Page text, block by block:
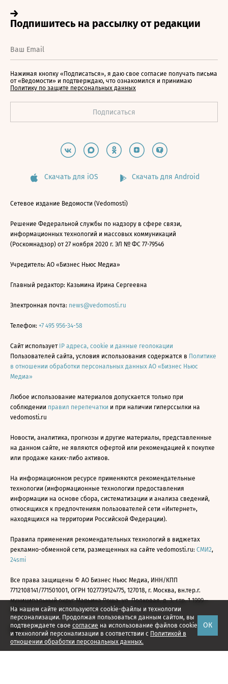
На нашем сайте используются cookie-файлы и технологии
персонализации. Продолжая пользоваться данным сайтом, вы
подтверждаете свое согласие на использование файлов cookie
и технологий персонализации в соответствии с Политикой в
отношении обработки персональных данных.
ОК
Нажимая кнопку «Подписаться», я даю свое согласие получать письма
от «Ведомости» и подтверждаю, что ознакомился и принимаю
Политику по защите персональных данных
Скачать для iOS Скачать для Android
Сетевое издание Ведомости (Vedomosti)
Решение Федеральной службы по надзору в сфере связи,
информационных технологий и массовых коммуникаций
(Роскомнадзор) от 27 ноября 2020 г. ЭЛ № ФС 77-79546
Учредитель: АО «Бизнес Ньюс Медиа»
Главный редактор: Казьмина Ирина Сергеевна
Электронная почта: news@vedomosti.ru
Телефон: +7 495 956-34-58
Сайт использует IP адреса, cookie и данные геолокации
Пользователей сайта, условия использования содержатся в Политике
в отношении обработки персональных данных АО «Бизнес Ньюс
Медиа»
Любое использование материалов допускается только при
соблюдении правил перепечатки и при наличии гиперссылки на
vedomosti.ru
Новости, аналитика, прогнозы и другие материалы, представленные
на данном сайте, не являются офертой или рекомендацией к покупке
или продаже каких-либо активов.
На информационном ресурсе применяются рекомендательные
технологии (информационные технологии предоставления
информации на основе сбора, систематизации и анализа сведений,
относящихся к предпочтениям пользователей сети «Интернет»,
находящихся на территории Российской Федерации).
Правила применения рекомендательных технологий в виджетах
рекламно-обменной сети, размещенных на сайте vedomosti.ru: СМИ2,
24smi
Все права защищены © АО Бизнес Ньюс Медиа, ИНН/КПП
7712108141/771501001, ОГРН 1027739124775, 127018, г. Москва, вн.тер.г.
муниципальный округ Марьина Роща, ул. Полковая, д. 3, стр. 1 1999—
2026